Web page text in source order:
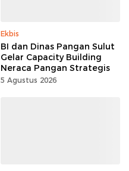
Ekbis
BI dan Dinas Pangan Sulut
Gelar Capacity Building
Neraca Pangan Strategis
5 Agustus 2026